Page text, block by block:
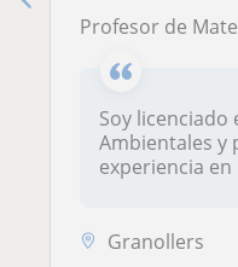
Profesor de Matemáticas, Física y Química
Soy licenciado
Ambientales y
experiencia en
Granollers